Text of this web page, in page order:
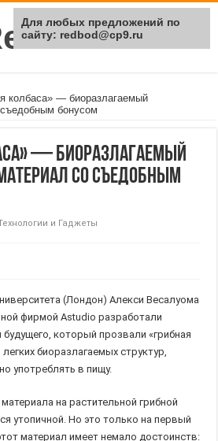
Red
колбаса» — биоразлагаемый
бонусом
— биоразлагаемый
со съедобным
и Гаджеты
(Лондон) Алекси Весалуома
фирмой Astudio разработали
который прозвали «грибная
биоразлагаемых структур,
употреблять в пищу.
на растительной грибной
утопичной. Но это только на первый
материал имеет немало достоинств:
Для любых предложений по
сайту: redbod@cp9.ru